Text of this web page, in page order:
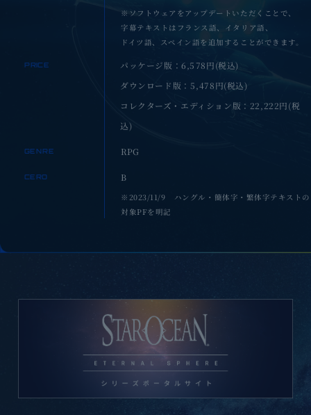
※ソフトウェアをアップデートいただくことで、
字幕テキストは フランス語、イタリア語、
ドイツ語、スペイン語を 追加することができます。
PRICE パッケージ版：6,578円(税込)
ダウンロード版： 5,478円(税込)
コレクターズ・エディション版： 22,222円(税
込)
GENRE RPG
CERO B
※2023/11/9 ハングル・簡体字・繁体字テキストの
対象PFを明記